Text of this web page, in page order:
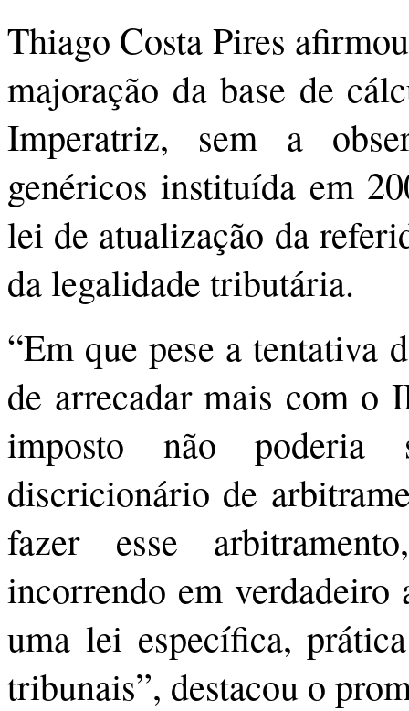
Thiago Costa Pires
majoração da base de
Imperatriz, sem a
genéricos instituída em
lei de atualização da
da legalidade tributária.
“Em que pese a tentativa
de arrecadar mais com o
imposto não
discricionário de
fazer esse
incorrendo em verdadeiro
uma lei específica,
tribunais”, destacou o